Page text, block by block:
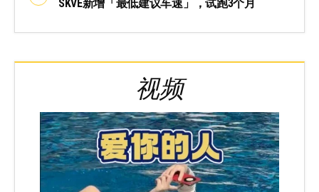
SKVE新增「最低建议车速」，试跑3个月
视频